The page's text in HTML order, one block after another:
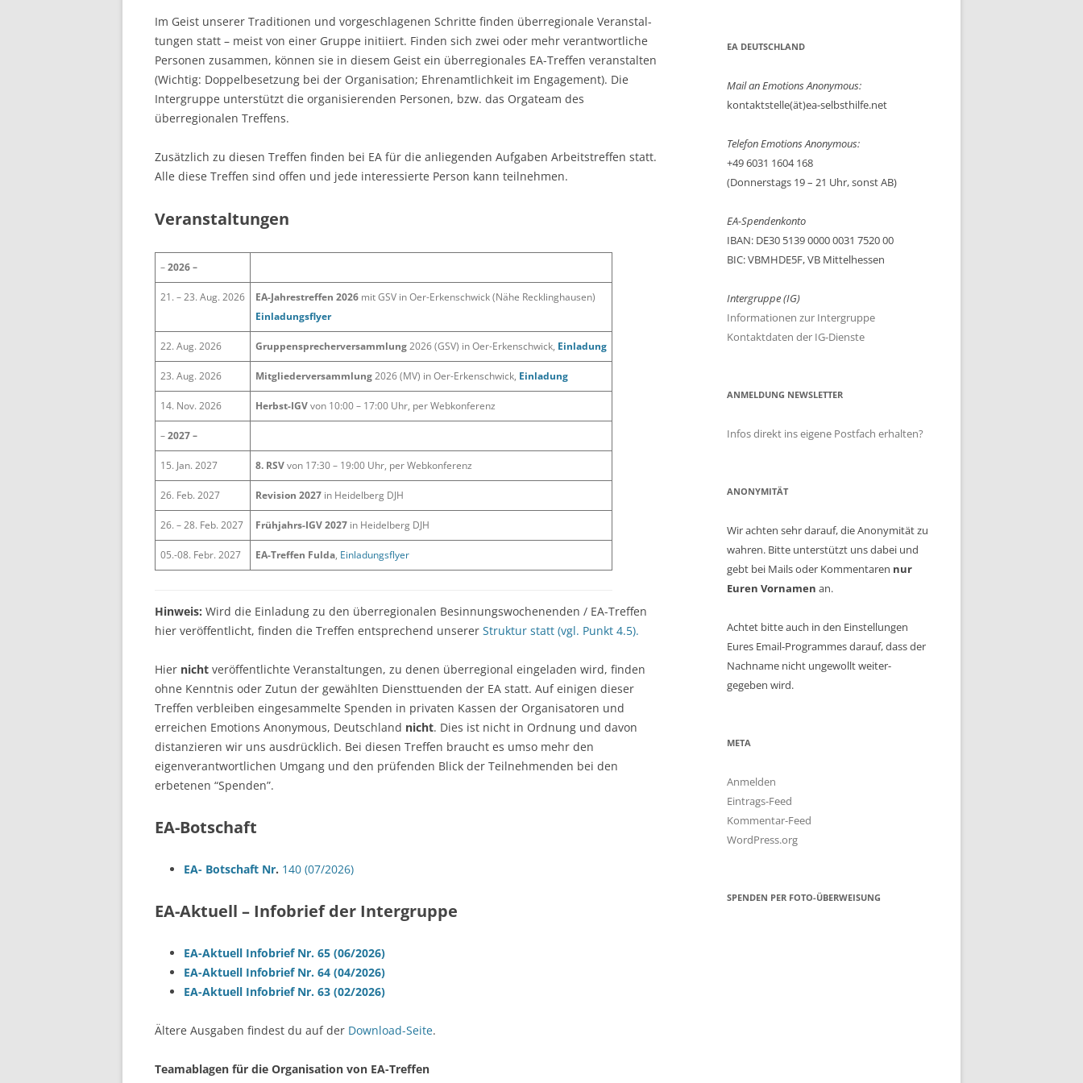
GRUNDLEGENDE GEDANKEN
WAS DU SELBST TUN KANNST
MEDIENBERICHTE
GRUPPENNACHRICHTEN
GEPLANTE NEUGRÜNDUNGEN
NEWSLETTER-ANMELDUNG— PRÄAMBEL
— DIE ZWÖLF SCHRITTE
— DIE ZWÖLF PRINZIPIEN
— UNSERE LEITSÄTZE
RG HAMBURG
RG HESSEN
RG NRW SÜDWEST
BRIEF AN MEINE(N) SPONSEE
ERWARTUNGEN?
WIE FINDE ICH EINEN SPONSOR?
WECHSEL DES SPONSORS?
WEITERE HILFREICHE FRAGEN
LITERATURDIENST
BOTSCHAFTDIENST
VERSAND
REGIONALBETREUUNG
ÖFFENTLICHKEITSARBEIT
Im Geist unserer Traditionen und vorgeschlagenen Schritte finden überregionale Veran­stal­
tun­gen statt – meist von einer Gruppe initiiert. Finden sich zwei oder mehr verantwortliche
Per­so­nen zusammen, können sie in diesem Geist ein überregionales EA-Treffen veranstalten
(Wichtig: Doppelbesetzung bei der Organisation; Ehrenamtlichkeit im Engagement). Die
Intergruppe unterstützt die organisierenden Personen, bzw. das Orgateam des
überregionalen Treffens.
Zusätzlich zu diesen Treffen finden bei EA für die anliegenden Aufgaben Arbeitstreffen statt.
Alle diese Treffen sind offen und jede interessierte Person kann teilnehmen.
Veranstaltungen
–2026 –
21. – 23. Aug. 2026 EA-Jahrestreffen 2026 mit GSV in Oer-Erkenschwick (Nähe Recklinghausen)
Einladungsflyer
22. Aug. 2026 Gruppensprecherversammlung2026 (GSV) in Oer-Erkenschwick, Einladung
23. Aug. 2026 Mitgliederversammlung2026 (MV) in Oer-Erkenschwick, Einladung
14. Nov. 2026 Herbst-IGVvon 10:00 – 17:00 Uhr, per Webkonferenz
–2027 –
15. Jan. 2027 8. RSVvon 17:30 – 19:00 Uhr, per Webkonferenz
26. Feb. 2027 Revision 2027 in Heidelberg DJH
26. – 28. Feb. 2027 Frühjahrs-IGV 2027 in Heidelberg DJH
05.-08. Febr. 2027 EA-Treffen Fulda, Einladungsflyer
Hinweis: Wird die Einladung zu den überregionalen Besinnungswochenenden / EA-Treffen
hier veröffentlicht, finden die Treffen entsprechend unserer Struktur statt (vgl. Punkt 4.5).
Hier nicht veröffentlichte Veranstaltungen, zu denen überregional eingeladen wird, finden
ohne Kenntnis oder Zutun der gewählten Diensttuenden der EA statt. Auf einigen dieser
Treffen verbleiben eingesammelte Spen­den in privaten Kassen der Organisatoren und
erreichen Emotions Anonymous, Deutschland nicht. Dies ist nicht in Ordnung und davon
distanzieren wir uns ausdrücklich. Bei diesen Treffen braucht es umso mehr den
eigenverantwortlichen Umgang und den prüfenden Blick der Teilnehmenden bei den
erbetenen “Spenden”.
EA-Botschaft
EA- Botschaft Nr. 140 (07/2026)
EA-Aktuell – Infobrief der Intergruppe
EA-Aktuell Infobrief Nr. 65 (06/2026)
EA-Aktuell Infobrief Nr. 64 (04/2026)
EA-Aktuell Infobrief Nr. 63 (02/2026)
Ältere Ausgaben findest du auf der Download-Seite.
Teamablagen für die Organisation von EA-Treffen
EA DEUTSCHLAND
Mail an Emotions Anonymous:
kontaktstelle(ät)ea-selbsthilfe.net
Telefon Emotions Anonymous:
+49 6031 1604 168
(Donnerstags 19 – 21 Uhr, sonst AB)
EA-Spendenkonto
IBAN: DE30 5139 0000 0031 7520 00
BIC: VBMHDE5F, VB Mittelhessen
Intergruppe (IG)
Informationen zur Intergruppe
Kontaktdaten der IG-Dienste
ANMELDUNG NEWSLETTER
Infos direkt ins eigene Postfach erhalten?
ANONYMITÄT
Wir achten sehr darauf, die Anonymität zu
wahren. Bitte unterstützt uns dabei und
gebt bei Mails oder Kommentaren nur
Euren Vornamen an.
Achtet bitte auch in den Einstellungen
Eures Email-Programmes darauf, dass der
Nachname nicht ungewollt weiter­
gegeben wird.
META
Anmelden
Eintrags-Feed
Kommentar-Feed
WordPress.org
SPENDEN PER FOTO-ÜBERWEISUNG